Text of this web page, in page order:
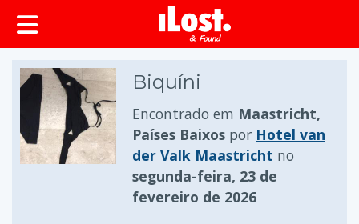
conteúdo principal
Biquíni
Encontrado em Maastricht,
Países Baixos por Hotel van
der Valk Maastricht no
segunda-feira, 23 de
fevereiro de 2026